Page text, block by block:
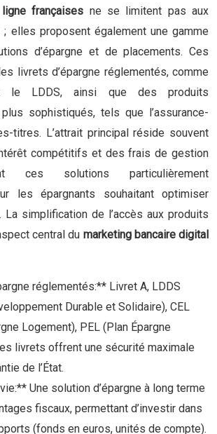
françaises ne se limitent pas aux
elles proposent également une gamme
d’épargne et de placements. Ces
livrets d’épargne réglementés, comme
LDDS, ainsi que des produits
sophistiqués, tels que l’assurance-
titres. L’attrait principal réside souvent
compétitifs et des frais de gestion
ces solutions particulièrement
les épargnants souhaitant optimiser
La simplification de l’accès aux produits
central du marketing bancaire digital
réglementés:** Livret A, LDDS
Durable et Solidaire), CEL
Logement), PEL (Plan Épargne
livrets offrent une sécurité maximale
de l’État.
Une solution d’épargne à long terme
fiscaux, permettant d’investir dans
(fonds en euros, unités de compte).